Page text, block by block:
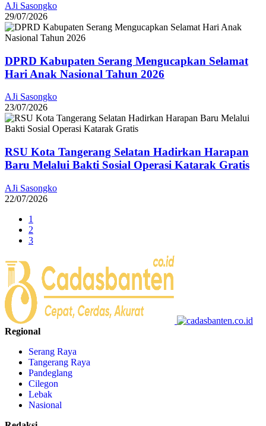
AJi Sasongko
29/07/2026
DPRD Kabupaten Serang Mengucapkan Selamat
Hari Anak Nasional Tahun 2026
AJi Sasongko
23/07/2026
RSU Kota Tangerang Selatan Hadirkan Harapan
Baru Melalui Bakti Sosial Operasi Katarak Gratis
AJi Sasongko
22/07/2026
1
2
3
Regional
Serang Raya
Tangerang Raya
Pandeglang
Cilegon
Lebak
Nasional